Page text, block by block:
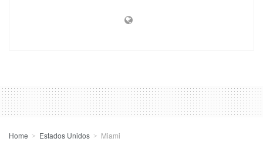
Home Estados Unidos Miami